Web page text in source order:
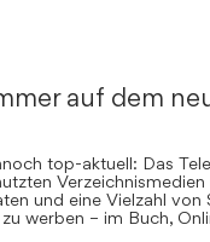
auf dem
top-aktuell: Das
und eine Vielzahl von
werben – im Buch,